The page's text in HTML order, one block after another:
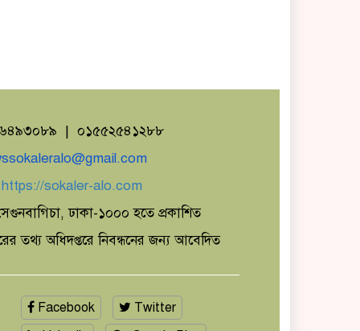
| ০১৫৫২৫৪১২৮৮
https://sokaler-alo.com
ঢাকা-১০০০ হতে প্রকাশিত
তথ্য অধিদপ্তরে নিবন্ধনের জন্য আবেদিত
Facebook
Twitter